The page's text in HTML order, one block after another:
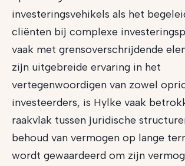
investeringsvehikels als het
cliënten bij complexe
vaak met grensoverschrijdende
zijn uitgebreide ervaring in het
vertegenwoordigen van zowel
investeerders, is Hylke vaak
raakvlak tussen juridische
behoud van vermogen op lange
wordt gewaardeerd om zijn